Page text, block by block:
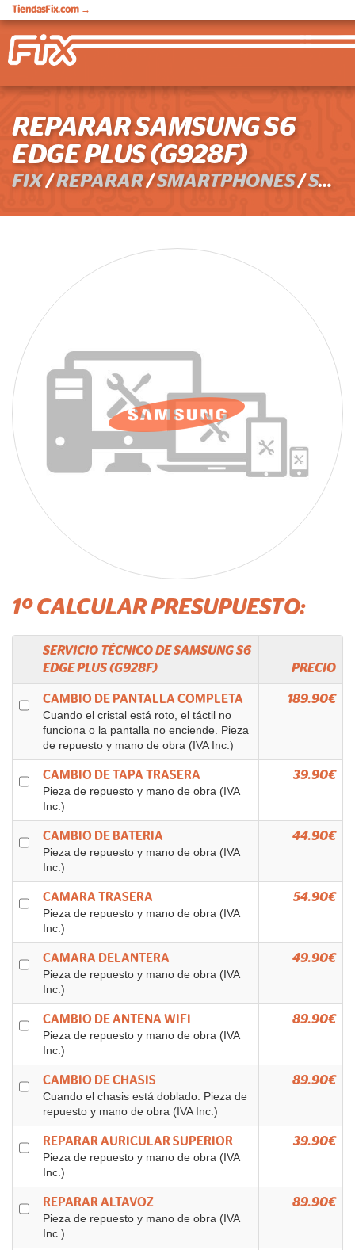
TiendasFix.com →
REPARAR SAMSUNG S6
EDGE PLUS (G928F)
FIX/REPARAR/SMARTPHONES/SAMSUNG
1º CALCULAR PRESUPUESTO:
SERVICIO TÉCNICO DESAMSUNGS6
EDGE PLUS (G928F)
PRECIO
CAMBIO DE PANTALLA COMPLETA
Cuando el cristal está roto, el táctil no
funciona o la pantalla no enciende. Pieza
de repuesto y mano de obra (IVA Inc.)
189.90€
CAMBIO DE TAPA TRASERA
Pieza de repuesto y mano de obra (IVA
Inc.)
39.90€
CAMBIO DE BATERIA
Pieza de repuesto y mano de obra (IVA
Inc.)
44.90€
CAMARA TRASERA
Pieza de repuesto y mano de obra (IVA
Inc.)
54.90€
CAMARA DELANTERA
Pieza de repuesto y mano de obra (IVA
Inc.)
49.90€
CAMBIO DE ANTENA WIFI
Pieza de repuesto y mano de obra (IVA
Inc.)
89.90€
CAMBIO DE CHASIS
Cuando el chasis está doblado. Pieza de
repuesto y mano de obra (IVA Inc.)
89.90€
REPARAR AURICULAR SUPERIOR
Pieza de repuesto y mano de obra (IVA
Inc.)
39.90€
REPARAR ALTAVOZ
Pieza de repuesto y mano de obra (IVA
Inc.)
89.90€